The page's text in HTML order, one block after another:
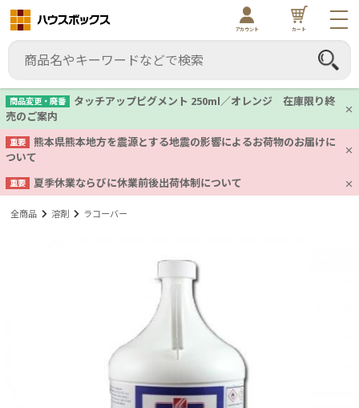
商品変更・廃番
タッチアップピグメント 250ml／オレンジ 在庫限り終
売のご案内
重要
熊本県熊本地方を震源とする地震の影響によるお荷物のお届けに
ついて
重要 夏季休業ならびに休業前後出荷体制について
アカウント カート
全商品 溶剤 ラコーバー